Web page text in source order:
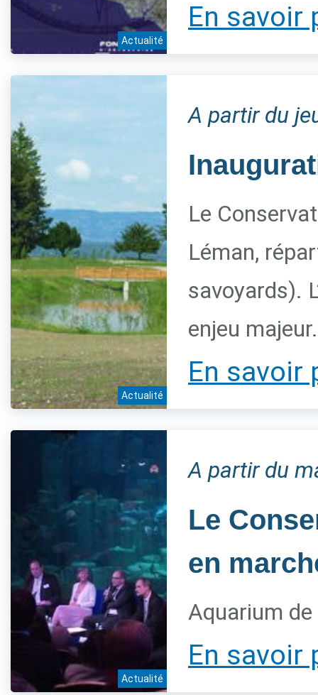
Actualité
En savoir
Actualité
A partir du
Le
Léman,
savoyards).
enjeu majeur.
En savoir
Actualité
A partir du
Le
en
Aquarium
En savoir